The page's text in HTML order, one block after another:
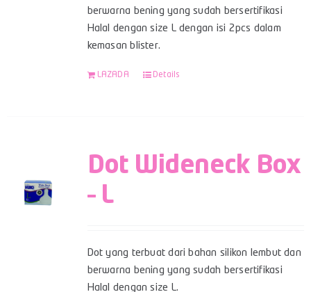
berwarna bening yang sudah bersertifikasi
Halal dengan size L dengan isi 2pcs dalam
kemasan blister.
LAZADA Details
Dot Wideneck Box
– L
Dot yang terbuat dari bahan silikon lembut dan
berwarna bening yang sudah bersertifikasi
Halal dengan size L.